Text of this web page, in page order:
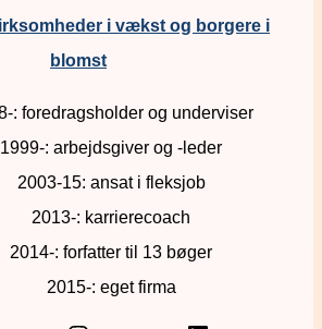
i vækst og borgere i
blomst
: foredragsholder og underviser
1999-: arbejdsgiver og -leder
2003-15: ansat i fleksjob
2013-: karrierecoach
2014-: forfatter til 13 bøger
2015-: eget firma